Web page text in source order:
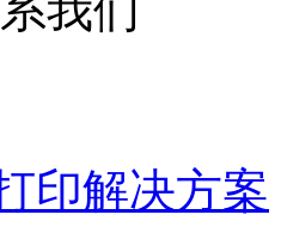
我们
印解决方案